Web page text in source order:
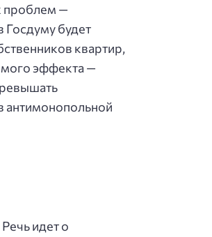
проблем —
будет
квартир,
эффекта —
антимонопольной
идет о